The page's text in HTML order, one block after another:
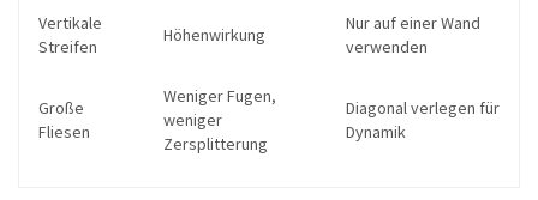
Vertikale
Streifen
Höhenwirkung
Nur auf einer Wand
verwenden
Große
Fliesen
Weniger Fugen,
weniger
Zersplitterung
Diagonal verlegen für
Dynamik